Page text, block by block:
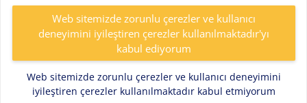
Web sitemizde zorunlu çerezler ve kullanıcı
deneyimini iyileştiren çerezler kullanılmaktadır'yı
kabul ediyorum
Web sitemizde zorunlu çerezler ve kullanıcı deneyimini
iyileştiren çerezler kullanılmaktadır kabul etmiyorum